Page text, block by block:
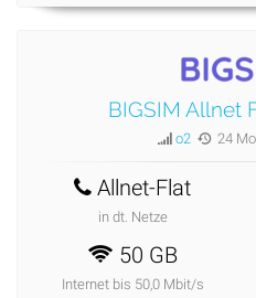
BIGSIM Allnet
o2 24
Allnet-Flat
in dt. Netze
50 GB
Internet bis 50,0 Mbit/s